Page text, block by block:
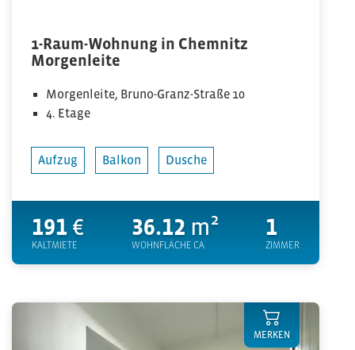
1-Raum-Wohnung in Chemnitz
Morgenleite
Morgenleite, Bruno-Granz-Straße 10
4. Etage
Aufzug Balkon Dusche
191 €
KALTMIETE
36.12 m²
WOHNFLÄCHE CA.
1
ZIMMER
MERKEN